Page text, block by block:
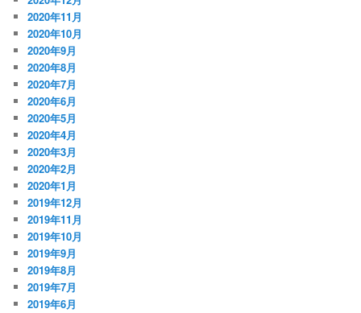
2020年11月
2020年10月
2020年9月
2020年8月
2020年7月
2020年6月
2020年5月
2020年4月
2020年3月
2020年2月
2020年1月
2019年12月
2019年11月
2019年10月
2019年9月
2019年8月
2019年7月
2019年6月